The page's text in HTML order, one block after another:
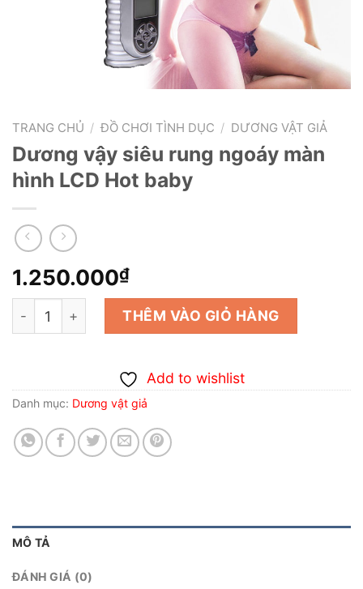
TRANG CHỦ / ĐỒ CHƠI TÌNH DỤC / DƯƠNG VẬT GIẢ
Dương vậy siêu rung ngoáy màn
hình LCD Hot baby
1.250.000₫
Dương vậy siêu rung ngoáy màn hình LCD Hot baby số
THÊM VÀO GIỎ HÀNG
Add to wishlist
Danh mục: Dương vật giả
MÔ TẢ
ĐÁNH GIÁ (0)